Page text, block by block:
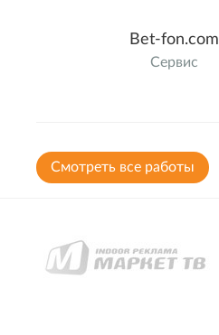
Bet-fon.com
Сервис
Cмотреть все работы